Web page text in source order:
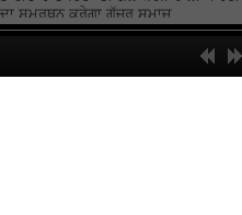
ਦਾ ਸਮਰਥਨ ਕਰੇਗਾ ਗੁੱਜਰ ਸਮਾਜ